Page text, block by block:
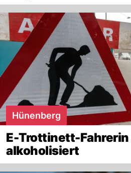
Hünenberg
E-Trottinett-
alkoholisiert